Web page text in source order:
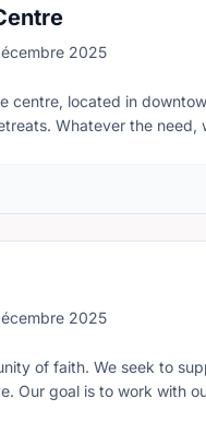
2025
centre, located in
Whatever the need,
or coordinator@fcjcentre.ca
2025
of faith. We seek to
of